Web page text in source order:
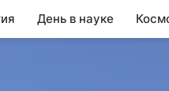
День в науке